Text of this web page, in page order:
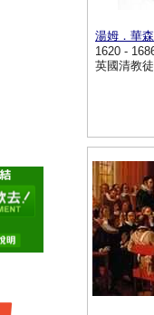
湯姆．華
1620 -
英國清教徒